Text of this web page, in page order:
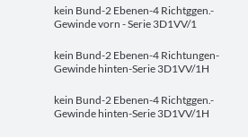
kein Bund-2 Ebenen-4 Richtggen.-
Gewinde vorn - Serie 3D1VV/1
kein Bund-2 Ebenen-4 Richtungen-
Gewinde hinten-Serie 3D1VV/1H
kein Bund-2 Ebenen-4 Richtggen.-
Gewinde hinten-Serie 3D1VV/1H